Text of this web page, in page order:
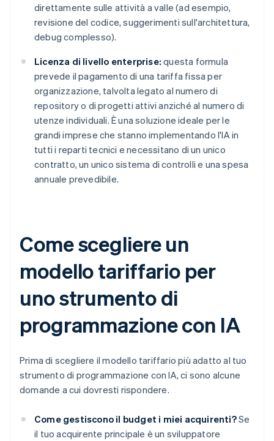
direttamente sulle attività a valle (ad esempio,
revisione del codice, suggerimenti sull'architettura,
debug complesso).
Licenza di livello enterprise: questa formula
prevede il pagamento di una tariffa fissa per
organizzazione, talvolta legato al numero di
repository o di progetti attivi anziché al numero di
utenze individuali. È una soluzione ideale per le
grandi imprese che stanno implementando l'IA in
tutti i reparti tecnici e necessitano di un unico
contratto, un unico sistema di controlli e una spesa
annuale prevedibile.
Come scegliere un
modello tariffario per
uno strumento di
programmazione con IA
Prima di scegliere il modello tariffario più adatto al tuo
strumento di programmazione con IA, ci sono alcune
domande a cui dovresti rispondere.
Come gestiscono il budget i miei acquirenti?Se
il tuo acquirente principale è un sviluppatore